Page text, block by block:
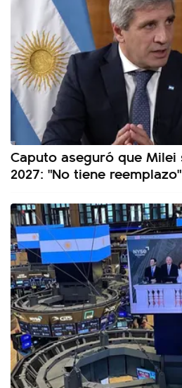
Caputo aseguró que
2027: "No tiene reemplazo"